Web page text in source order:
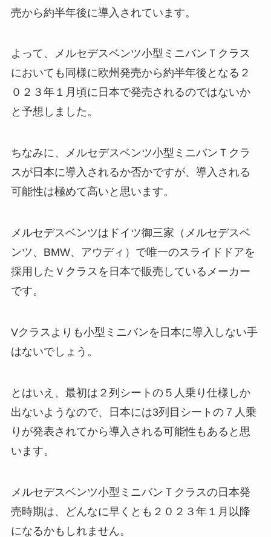
売から約半年後に導入されています。
よって、メルセデスベンツ小型ミニバンＴクラス
においても同様に欧州発売から約半年後となる２
０２３年１月頃に日本で発売されるのではないか
と予想しました。
ちなみに、メルセデスベンツ小型ミニバンＴクラ
スが日本に導入されるか否かですが、導入される
可能性は極めて高いと思います。
メルセデスベンツはドイツ御三家（メルセデスベ
ンツ、BMW、アウディ）で唯一のスライドドアを
採用したＶクラスを日本で販売しているメーカー
です。
Vクラスよりも小型ミニバンを日本に導入しない手
はないでしょう。
とはいえ、最初は２列シートの５人乗り仕様しか
出ないようなので、日本には3列目シートの７人乗
りが発表されてから導入される可能性もあると思
います。
メルセデスベンツ小型ミニバンＴクラスの日本発
売時期は、どんなに早くとも２０２３年１月以降
になるかもしれません。